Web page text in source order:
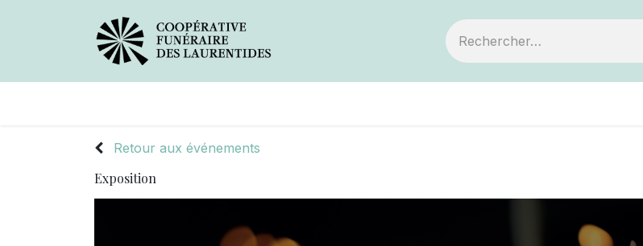
Retour aux événements
Exposition